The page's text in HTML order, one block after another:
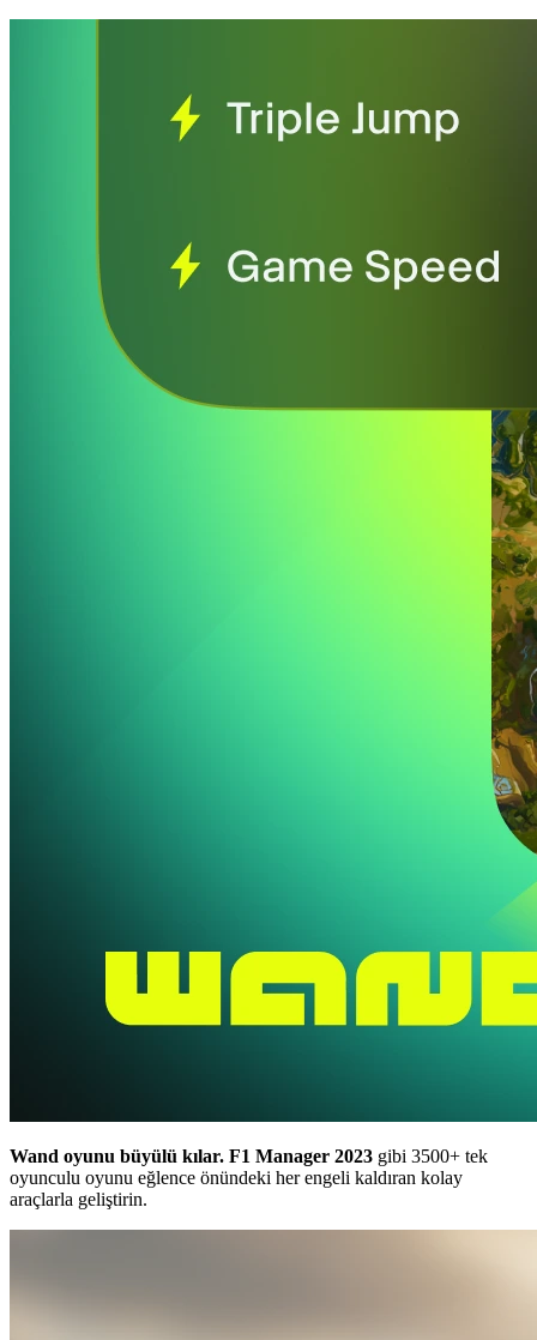
Wand oyunu büyülü kılar. F1 Manager 2023 gibi 3500+ tek
oyunculu oyunu eğlence önündeki her engeli kaldıran kolay
araçlarla geliştirin.